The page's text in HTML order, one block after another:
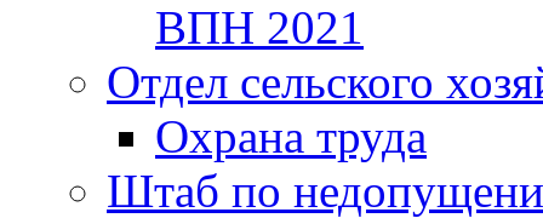
ВПН 2021
Отдел сельского
Охрана труда
Штаб по